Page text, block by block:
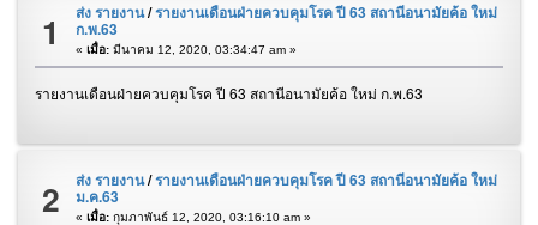
1 ส่ง รายงาน/รายงานเดือนฝ่ายควบคุมโรค ปี 63 สถานีอนามัยค้อ ใหม่
ก.พ.63
« เมื่อ:มีนาคม 12, 2020, 03:34:47 am »
รายงานเดือนฝ่ายควบคุมโรค ปี 63 สถานีอนามัยค้อ ใหม่ ก.พ.63
2 ส่ง รายงาน/รายงานเดือนฝ่ายควบคุมโรค ปี 63 สถานีอนามัยค้อ ใหม่
ม.ค.63
« เมื่อ:กุมภาพันธ์ 12, 2020, 03:16:10 am »